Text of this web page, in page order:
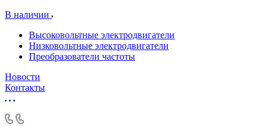
В наличии
Высоковольтные электродвигатели
Низковольтные электродвигатели
Преобразователи частоты
Новости
Контакты